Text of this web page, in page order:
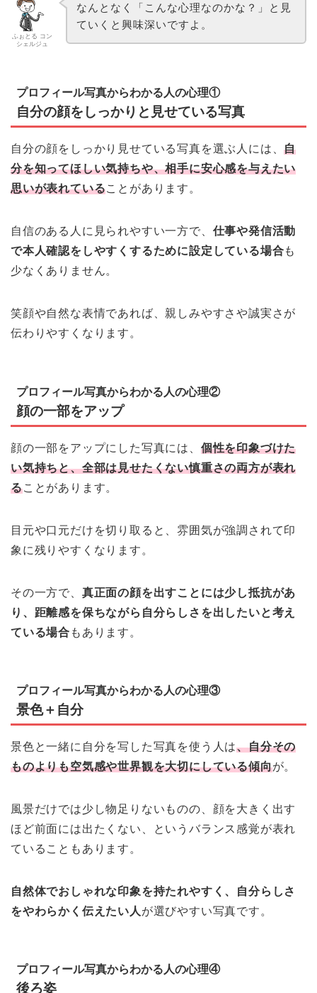
ふぉとる コン
シェルジュ
なんとなく「こんな心理なのかな？」と見
ていくと興味深いですよ。
プロフィール写真からわかる人の心理①
自分の顔をしっかりと見せている写真
自分の顔をしっかり見せている写真を選ぶ人には、自
分を知ってほしい気持ちや、相手に安心感を与えたい
思いが表れていることがあります。
自信のある人に見られやすい一方で、 仕事や発信活動
で本人確認をしやすくするために設定している場合も
少なくありません。
笑顔や自然な表情であれば、親しみやすさや誠実さが
伝わりやすくなります。
プロフィール写真からわかる人の心理②
顔の一部をアップ
顔の一部をアップにした写真には、 個性を印象づけた
い気持ちと、全部は見せたくない慎重さの両方が表れ
ることがあります。
目元や口元だけを切り取ると、雰囲気が強調されて印
象に残りやすくなります。
その一方で、 真正面の顔を出すことには少し抵抗があ
り、距離感を保ちながら自分らしさを出したいと考え
ている場合 もあります。
プロフィール写真からわかる人の心理③
景色＋自分
景色と一緒に自分を写した写真を使う人は、自分その
ものよりも空気感や世界観を大切にしている傾向が。
風景だけでは少し物足りないものの、顔を大きく出す
ほど前面には出たくない、というバランス感覚が表れ
ていることもあります。
自然体でおしゃれな印象を持たれやすく、自分らしさ
をやわらかく伝えたい人 が選びやすい写真です。
プロフィール写真からわかる人の心理④
後ろ姿